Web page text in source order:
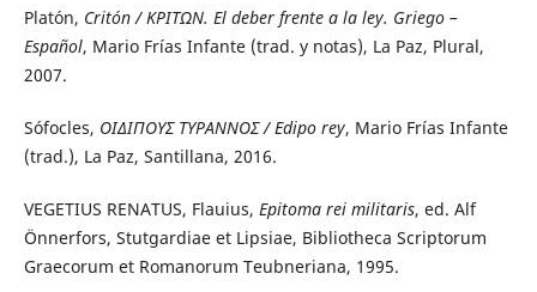
Platón, Critón /ΚΡΙΤΩΝ. El deber frente a la ley. Griego –
Español, Mario Frías Infante (trad. y notas), La Paz, Plural,
2007.
Sófocles, ΟΙΔΙΠΟΥΣ ΤΥΡΑΝΝΟΣ/ Edipo rey, Mario Frías Infante
(trad.), La Paz, Santillana, 2016.
VEGETIUS RENATUS, Flauius, Epitoma rei militaris, ed. Alf
Önnerfors, Stutgardiae et Lipsiae, Bibliotheca Scriptorum
Graecorum et Romanorum Teubneriana, 1995.